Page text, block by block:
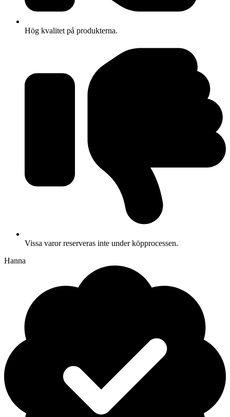
Hög kvalitet på produkterna.
Vissa varor reserveras inte under köpprocessen.
Hanna